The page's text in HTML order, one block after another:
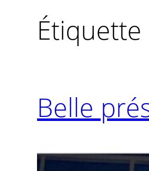
Étiquette
Belle